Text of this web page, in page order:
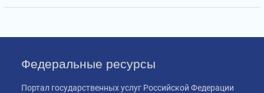
Федеральные ресурсы
Портал государственных услуг Российской Федерации